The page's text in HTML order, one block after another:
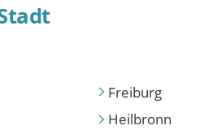
Freiburg
Heilbronn